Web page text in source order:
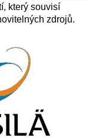
který souvisí
zdrojů.